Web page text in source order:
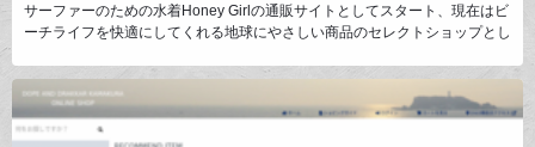
サーファーのための水着Honey Girlの通販サイトとしてスタート、現在はビ
ーチライフを快適にしてくれる地球にやさしい商品のセレクトショップとし
す。